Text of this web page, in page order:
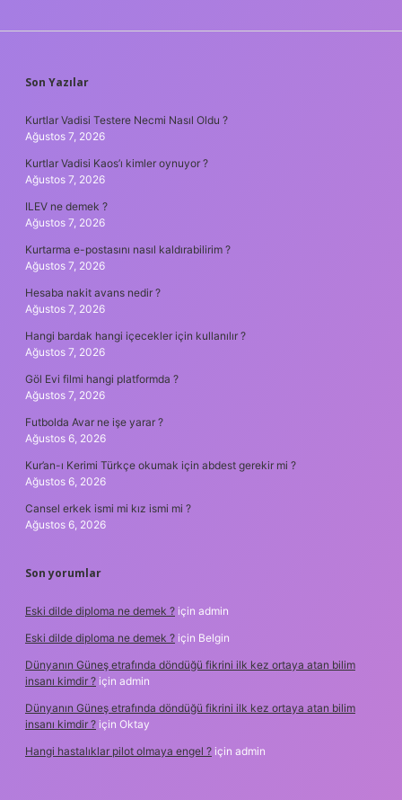
SIDEBAR
Son Yazılar
Kurtlar Vadisi Testere Necmi Nasıl Oldu ?
Ağustos 7, 2026
Kurtlar Vadisi Kaos’ı kimler oynuyor ?
Ağustos 7, 2026
ILEV ne demek ?
Ağustos 7, 2026
Kurtarma e-postasını nasıl kaldırabilirim ?
Ağustos 7, 2026
Hesaba nakit avans nedir ?
Ağustos 7, 2026
Hangi bardak hangi içecekler için kullanılır ?
Ağustos 7, 2026
Göl Evi filmi hangi platformda ?
Ağustos 7, 2026
Futbolda Avar ne işe yarar ?
Ağustos 6, 2026
Kur’an-ı Kerimi Türkçe okumak için abdest gerekir mi ?
Ağustos 6, 2026
Cansel erkek ismi mi kız ismi mi ?
Ağustos 6, 2026
Son yorumlar
Eski dilde diploma ne demek ? için admin
Eski dilde diploma ne demek ? için Belgin
Dünyanın Güneş etrafında döndüğü fikrini ilk kez ortaya atan bilim
insanı kimdir ? için admin
Dünyanın Güneş etrafında döndüğü fikrini ilk kez ortaya atan bilim
insanı kimdir ? için Oktay
Hangi hastalıklar pilot olmaya engel ? için admin